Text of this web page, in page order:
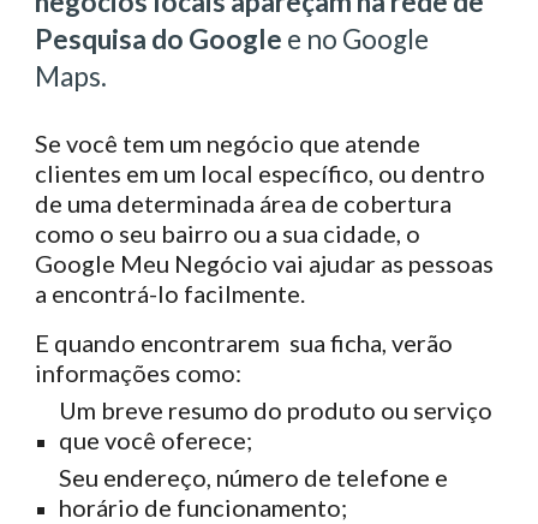
Pesquisa do Google e no Google
Maps.
Se você tem um negócio que atende
clientes em um local específico, ou dentro
de uma determinada área de cobertura
como o seu bairro ou a sua cidade, o
Google Meu Negócio vai ajudar as pessoas
a encontrá-lo facilmente.
E quando encontrarem sua ficha, verão
informações como:
Um breve resumo do produto ou serviço
que você oferece;
Seu endereço, número de telefone e
horário de funcionamento;